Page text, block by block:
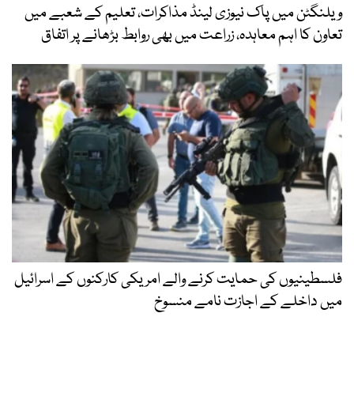
ویلنگٹن میں پاک نیوزی لینڈ مذاکرات، تعلیم کے شعبے میں
تعاون کا اہم معاہدہ، زراعت میں بھی روابط بڑھانے پر اتفاق
فلسطینیوں کی حمایت کرنے والے امریکی کارکنوں کے اسرائیل
میں داخلے کے اجازت نامے منسوخ